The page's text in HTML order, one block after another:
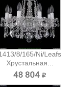
8/165/Ni/Leafs
Хрустальная...
48 804 ₽